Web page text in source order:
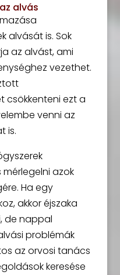
alvás
alvását is. Sok
az alvást, ami
vezethet.
csökkenteni ezt a
venni az
is.
azok
Ha egy
akkor éjszaka
de nappal
problémák
az orvosi tanács
keresése